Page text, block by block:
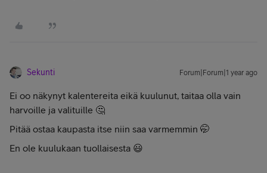
Sekunti Forum|Forum|1 year ago
Ei oo näkynyt kalentereita eikä kuulunut, taitaa olla vain
harvoille ja valituille 🤔
Pitää ostaa kaupasta itse niin saa varmemmin 🤭
En ole kuulukaan tuollaisesta 😃